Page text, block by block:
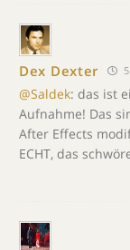
Dex Dexter
@Saldek: das ist
Aufnahme! Das
After Effects
ECHT, das